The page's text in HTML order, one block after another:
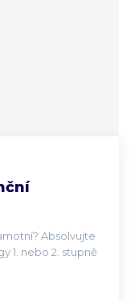
Absolvujte
1. nebo 2. stupně